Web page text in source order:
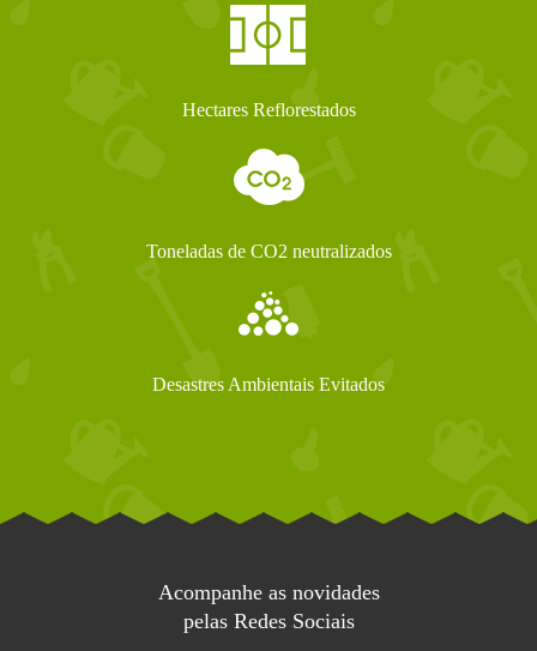
Hectares Reflorestados
Toneladas de CO2 neutralizados
Desastres Ambientais Evitados
Acompanhe as novidades
pelas Redes Sociais